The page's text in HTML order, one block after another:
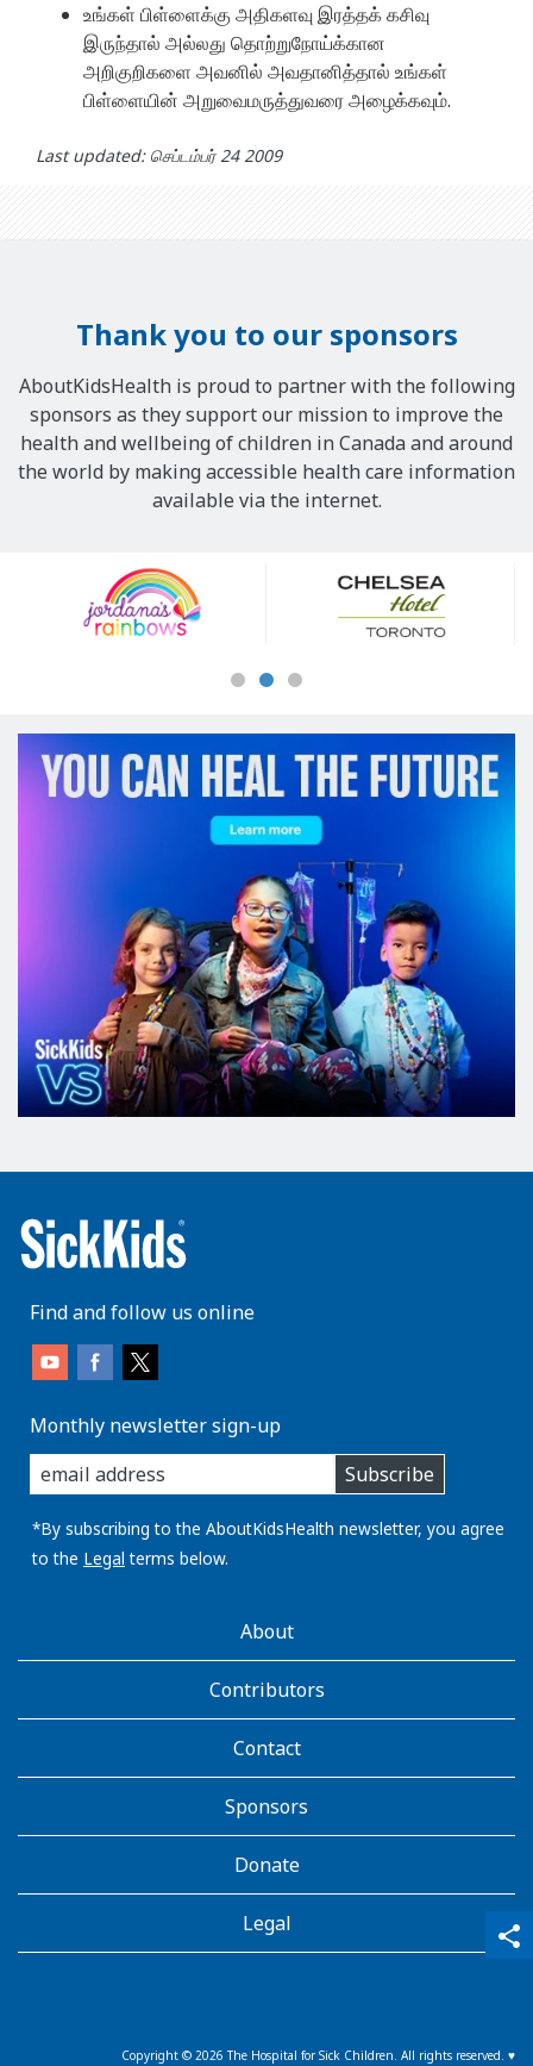
share
qr_code_scanner
content_copy
உங்கள் பிள்ளைக்கு அதிகளவு இரத்தக் கசிவு
இருந்தால் அல்லது தொற்றுநோய்க்கான
அறிகுறிகளை அவனில் அவதானித்தால் உங்கள்
பிள்ளையின் அறுவைமருத்துவரை அழைக்கவும்.
Last updated: செப்டம்பர் 24 2009
Thank you to our sponsors
AboutKidsHealth is proud to partner with the following
sponsors as they support our mission to improve the
health and wellbeing of children in Canada and around
the world by making accessible health care information
available via the internet.
Sponsors
Find and follow us online
Monthly newsletter sign-up
enter
you
email
address:
Subscribe
*By subscribing to the AboutKidsHealth newsletter, you agree
to the Legal terms below.
AboutKidsHealthAbout
Contributors
Contact
Sponsors
Donate
Legal
Copyright © 2026 The Hospital for Sick Children. All rights reserved. ♥